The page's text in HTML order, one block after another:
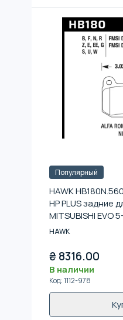
Популярный
HAWK
HP PLUS задние
MITSUBISHI EVO
CP6120
HAWK
₴ 8316.00
В наличии
Код:1112-978